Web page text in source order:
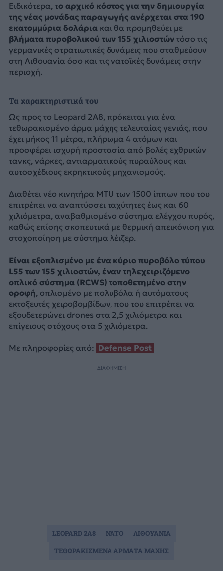
Ειδικότερα, το αρχικό κόστος για την δημιουργία
της νέας μονάδας παραγωγής ανέρχεται στα 190
εκατομμύρια δολάριακαι θα προμηθεύει με
βλήματα πυροβολικού των 155 χιλιοστώντόσο τις
γερμανικές στρατιωτικές δυνάμεις που σταθμεύουν
στη Λιθουανία όσο και τις νατοϊκές δυνάμεις στην
περιοχή.
Τα χαρακτηριστικά του
Ως προς το Leopard 2A8, πρόκειται για ένα
τεθωρακισμένο άρμα μάχης τελευταίας γενιάς, που
έχει μήκος 11 μέτρα, πλήρωμα 4 ατόμων και
προσφέρει ισχυρή προστασία από βολές εχθρικών
τανκς, νάρκες, αντιαρματικούς πυραύλους και
αυτοσχέδιους εκρηκτικούς μηχανισμούς.
Διαθέτει νέο κινητήρα MTU των 1500 ίππων που του
επιτρέπει να αναπτύσσει ταχύτητες έως και 60
χιλιόμετρα, αναβαθμισμένο σύστημα ελέγχου πυρός,
καθώς επίσης σκοπευτικά με θερμική απεικόνιση για
στοχοποίηση με σύστημα λέιζερ.
Είναι εξοπλισμένο με ένα κύριο πυροβόλο τύπου
L55 των 155 χιλιοστών, έναν τηλεχειριζόμενο
οπλικό σύστημα (RCWS) τοποθετημένο στην
οροφή, οπλισμένο με πολυβόλα ή αυτόματους
εκτοξευτές χειροβομβίδων, που του επιτρέπει να
εξουδετερώνει drones στα 2,5 χιλιόμετρα και
επίγειους στόχους στα 5 χιλιόμετρα.
Με πληροφορίες από: Defense Post
ΔΙΑΦΗΜΙΣΗ
LEOPARD 2A8 NATO
ΛΙΘΟΥΑΝΙΑ
ΤΕΘΩΡΑΚΙΣΜΕΝΑ ΑΡΜΑΤΑ ΜΑΧΗΣ